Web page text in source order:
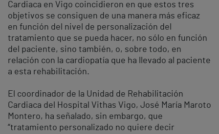
Cardiaca en Vigo coincidieron en que estos tres
objetivos se consiguen de una manera más eficaz
en función del nivel de personalización del
tratamiento que se pueda hacer, no sólo en función
del paciente, sino también, o, sobre todo, en
relación con la cardiopatía que ha llevado al paciente
a esta rehabilitación.
El coordinador de la Unidad de Rehabilitación
Cardiaca del Hospital Vithas Vigo, José María Maroto
Montero, ha señalado, sin embargo, que
“tratamiento personalizado no quiere decir